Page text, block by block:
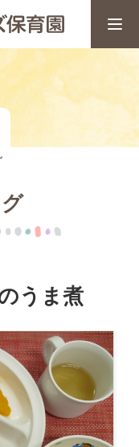
うま煮